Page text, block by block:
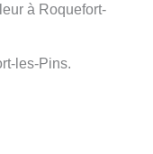
à Roquefort-
les-Pins.